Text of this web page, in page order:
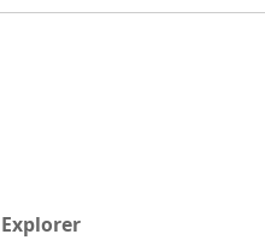
Explorer